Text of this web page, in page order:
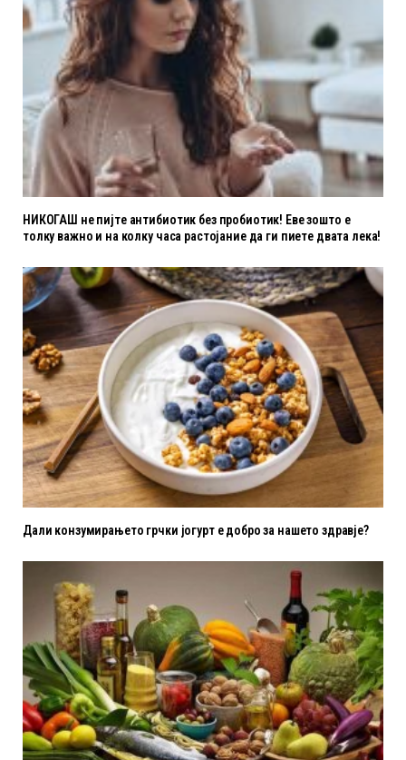
НИКОГАШ не пијте антибиотик без пробиотик! Еве зошто е
толку важно и на колку часа растојание да ги пиете двата лека!
Дали конзумирањето грчки јогурт е добро за нашето здравје?